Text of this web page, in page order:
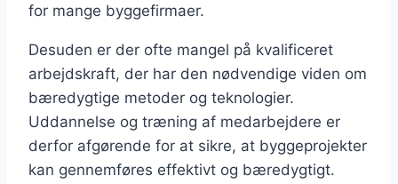
for mange byggefirmaer.
Desuden er der ofte mangel på kvalificeret
arbejdskraft, der har den nødvendige viden om
bæredygtige metoder og teknologier.
Uddannelse og træning af medarbejdere er
derfor afgørende for at sikre, at byggeprojekter
kan gennemføres effektivt og bæredygtigt.